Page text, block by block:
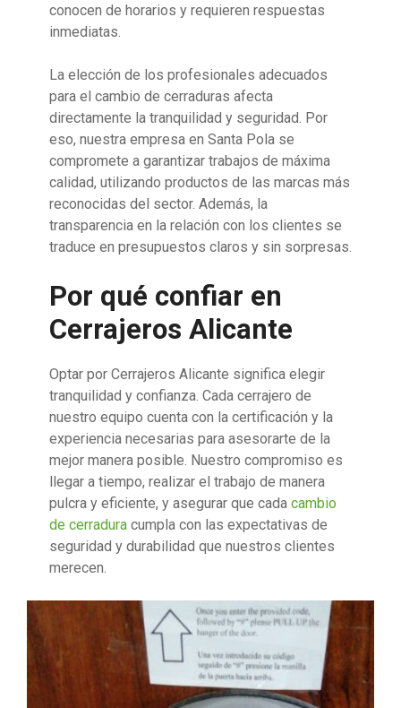
conocen de horarios y requieren respuestas
inmediatas.
La elección de los profesionales adecuados
para el cambio de cerraduras afecta
directamente la tranquilidad y seguridad. Por
eso, nuestra empresa en Santa Pola se
compromete a garantizar trabajos de máxima
calidad, utilizando productos de las marcas más
reconocidas del sector. Además, la
transparencia en la relación con los clientes se
traduce en presupuestos claros y sin sorpresas.
Por qué confiar en
Cerrajeros Alicante
Optar por Cerrajeros Alicante significa elegir
tranquilidad y confianza. Cada cerrajero de
nuestro equipo cuenta con la certificación y la
experiencia necesarias para asesorarte de la
mejor manera posible. Nuestro compromiso es
llegar a tiempo, realizar el trabajo de manera
pulcra y eficiente, y asegurar que cada cambio
de cerradura cumpla con las expectativas de
seguridad y durabilidad que nuestros clientes
merecen.